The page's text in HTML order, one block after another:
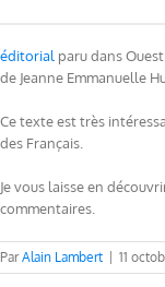
éditorial paru dans
de Jeanne Emmanuelle
Ce texte est très
des Français.
Je vous laisse en
commentaires.
ParAlain Lambert 11